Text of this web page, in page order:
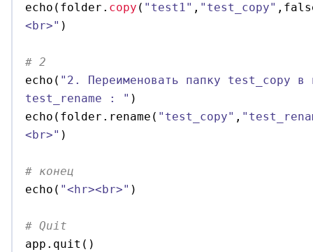
echo ( folder. copy ( "test1" , "test_copy"
<br>" )
# 2
echo ( "2. Переименовать папку test_copy в
test_rename : " )
echo ( folder. rename ( "test_copy" ,
<br>" )
# конец
echo ( "<hr><br>" )
# Quit
app. quit ( )